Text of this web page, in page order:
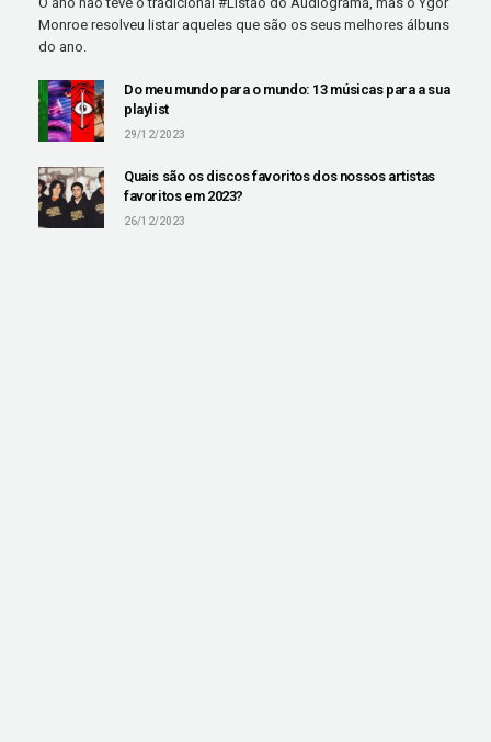
Monroe resolveu listar aqueles que são os seus melhores álbuns
do ano.
Do meu mundo para o mundo: 13 músicas para a sua
playlist
29/12/2023
Quais são os discos favoritos dos nossos artistas
favoritos em 2023?
26/12/2023